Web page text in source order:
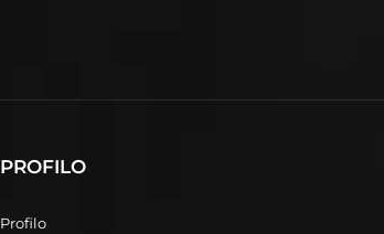
PROFILO
Profilo